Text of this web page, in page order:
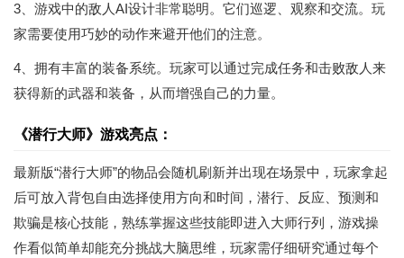
3、游戏中的敌人AI设计非常聪明。它们巡逻、观察和交流。玩
家需要使用巧妙的动作来避开他们的注意。
4、拥有丰富的装备系统。玩家可以通过完成任务和击败敌人来
获得新的武器和装备，从而增强自己的力量。
《潜行大师》游戏亮点：
最新版“潜行大师”的物品会随机刷新并出现在场景中，玩家拿起
后可放入背包自由选择使用方向和时间，潜行、反应、预测和
欺骗是核心技能，熟练掌握这些技能即进入大师行列，游戏操
作看似简单却能充分挑战大脑思维，玩家需仔细研究通过每个